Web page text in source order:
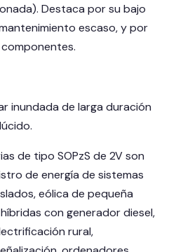
Destaca por su bajo
escaso, y por
inundada de larga duración
de tipo SOPzS de 2V son
de energía de sistemas
eólica de pequeña
con generador diesel,
rural,